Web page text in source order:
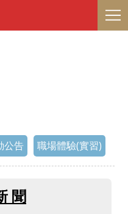
公告 職場體驗(實習)
聞